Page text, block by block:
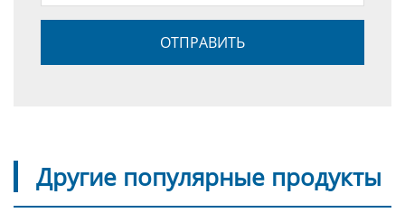
Другие популярные продукты